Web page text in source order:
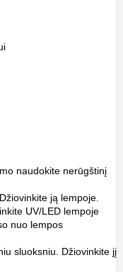
naudokite nerūgštinį
ją lempoje.
UV/LED lempoje
nuo lempos
sluoksniu. Džiovinkite jį